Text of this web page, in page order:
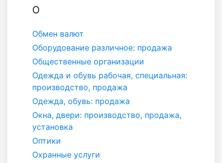
О
Обмен валют
Оборудование различное: продажа
Общественные организации
Одежда и обувь рабочая, специальная:
производство, продажа
Одежда, обувь: продажа
Окна, двери: производство, продажа,
установка
Оптики
Охранные услуги